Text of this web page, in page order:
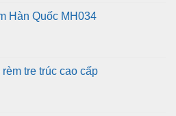
Hàn Quốc MH034
rèm tre trúc cao cấp